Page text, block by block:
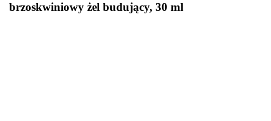
brzoskwiniowy żel budujący, 30 ml